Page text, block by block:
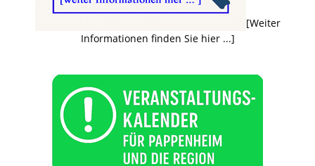
[Weiter
Informationen finden Sie hier ...]